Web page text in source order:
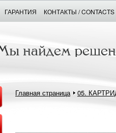
ГАРАНТИЯ КОНТАКТЫ / CONTACTS
Главная страница 05.